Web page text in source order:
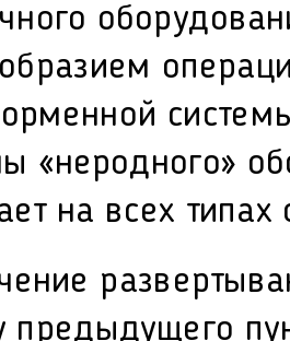
«неродного»
на всех
предыдущего